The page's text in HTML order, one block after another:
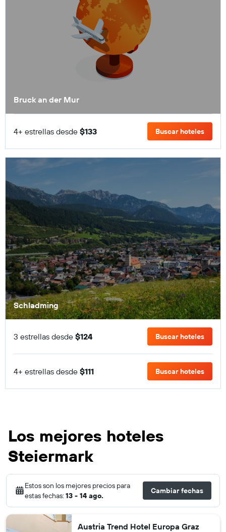
Bruck an der Mur
4+ estrellas desde $133 Buscar hoteles
Schladming
3 estrellas desde $124 Buscar hoteles
4+ estrellas desde $111 Buscar hoteles
Los mejores hoteles
Steiermark
Estos son los mejores precios para
estas fechas: 13 - 14 ago.
Cambiar fechas
Austria Trend Hotel Europa Graz